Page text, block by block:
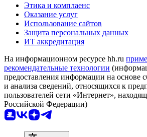
Этика и комплаенс
Оказание услуг
Использование сайтов
Защита персональных данных
ИТ аккредитация
На информационном ресурсе hh.ru
рекомендательные технологии
предоставления информации на основе
и анализа сведений, относящихся к
пользователей сети «Интернет»,
Российской Федерации)